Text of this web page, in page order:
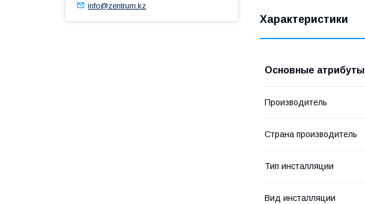
Характеристики
Основные атрибуты
Производитель
Страна производитель
Тип инсталляции
Вид инсталляции
info@zentrum.kz